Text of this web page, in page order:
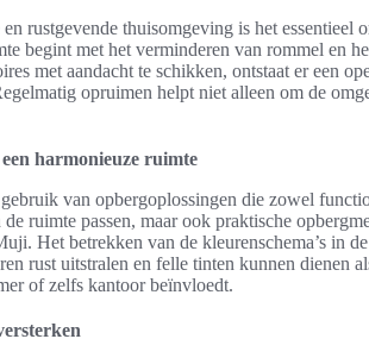
rustgevende thuisomgeving is het essentieel
begint met het verminderen van rommel en
met aandacht te schikken, ontstaat er een
opruimen helpt niet alleen om de
harmonieuze ruimte
van opbergoplossingen die zowel
ruimte passen, maar ook praktische
Het betrekken van de kleurenschema’s in
rust uitstralen en felle tinten kunnen dienen
of zelfs kantoor beïnvloedt.